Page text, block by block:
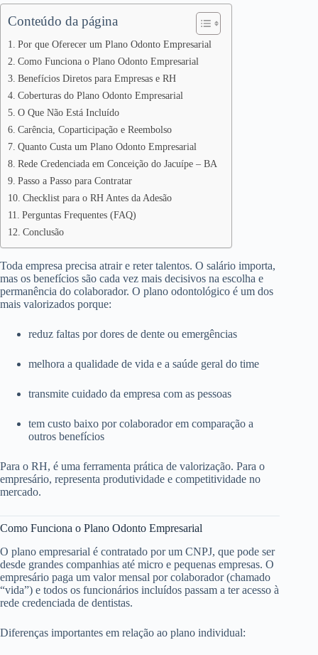
Conteúdo da página
Por que Oferecer um Plano Odonto Empresarial
Como Funciona o Plano Odonto Empresarial
Benefícios Diretos para Empresas e RH
Coberturas do Plano Odonto Empresarial
O Que Não Está Incluído
Carência, Coparticipação e Reembolso
Quanto Custa um Plano Odonto Empresarial
Rede Credenciada em Conceição do Jacuípe – BA
Passo a Passo para Contratar
Checklist para o RH Antes da Adesão
Perguntas Frequentes (FAQ)
Conclusão
Toda empresa precisa atrair e reter talentos. O salário importa,
mas os benefícios são cada vez mais decisivos na escolha e
permanência do colaborador. O plano odontológico é um dos
mais valorizados porque:
reduz faltas por dores de dente ou emergências
melhora a qualidade de vida e a saúde geral do time
transmite cuidado da empresa com as pessoas
tem custo baixo por colaborador em comparação a
outros benefícios
Para o RH, é uma ferramenta prática de valorização. Para o
empresário, representa produtividade e competitividade no
mercado.
Como Funciona o Plano Odonto Empresarial
O plano empresarial é contratado por um CNPJ, que pode ser
desde grandes companhias até micro e pequenas empresas. O
empresário paga um valor mensal por colaborador (chamado
“vida”) e todos os funcionários incluídos passam a ter acesso à
rede credenciada de dentistas.
Diferenças importantes em relação ao plano individual: